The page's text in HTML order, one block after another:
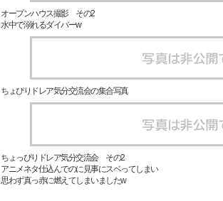
オープンハウス撮影 その2
水中で溺れるダイバーw
ちょぴりドレア気分交流会の集合写真
ちょっぴりドレア気分交流会 その2
アニメネタ仕込んでのに見事にスベってしまい
思わず真っ赤に燃えてしまいましたw